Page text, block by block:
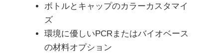
ボトルとキャップのカラーカスタマイ
ズ
環境に優しいPCRまたはバイオベース
の材料オプション